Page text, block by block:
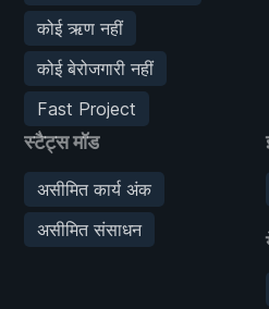
कोई ऋण नहीं
कोई बेरोजगारी नहीं
Fast Project
स्टैट्स मॉड
असीमित कार्य अंक
असीमित संसाधन